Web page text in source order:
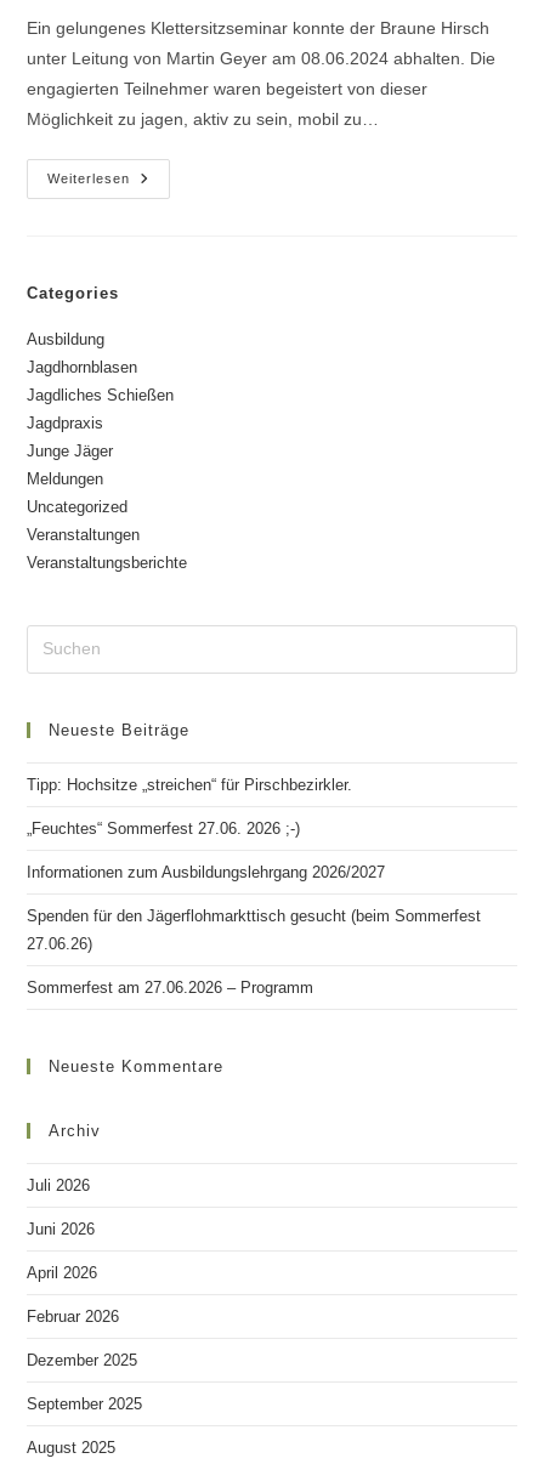
Ein gelungenes Klettersitzseminar konnte der Braune Hirsch
unter Leitung von Martin Geyer am 08.06.2024 abhalten. Die
engagierten Teilnehmer waren begeistert von dieser
Möglichkeit zu jagen, aktiv zu sein, mobil zu…
Weiterlesen
Categories
Ausbildung
Jagdhornblasen
Jagdliches Schießen
Jagdpraxis
Junge Jäger
Meldungen
Uncategorized
Veranstaltungen
Veranstaltungsberichte
Neueste Beiträge
Tipp: Hochsitze „streichen“ für Pirschbezirkler.
„Feuchtes“ Sommerfest 27.06. 2026 ;-)
Informationen zum Ausbildungslehrgang 2026/2027
Spenden für den Jägerflohmarkttisch gesucht (beim Sommerfest
27.06.26)
Sommerfest am 27.06.2026 – Programm
Neueste Kommentare
Archiv
Juli 2026
Juni 2026
April 2026
Februar 2026
Dezember 2025
September 2025
August 2025